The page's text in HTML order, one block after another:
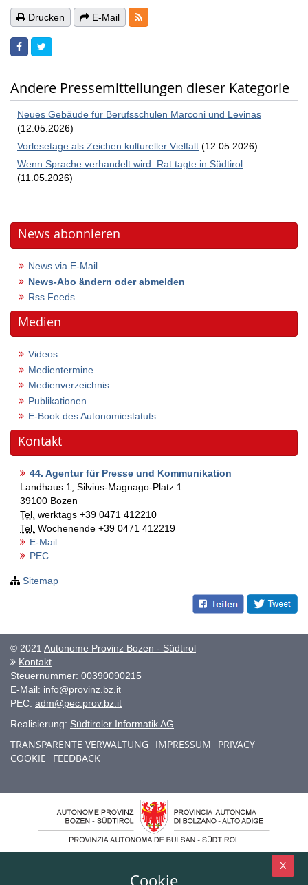
Drucken E-Mail RSS-Feeds
Andere Pressemitteilungen dieser Kategorie
Neues Gebäude für Berufsschulen Marconi und Levinas
(12.05.2026)
Vorlesetage als Zeichen kultureller Vielfalt (12.05.2026)
Wenn Sprache verhandelt wird: Rat tagte in Südtirol
(11.05.2026)
News abonnieren
News via E-Mail
News-Abo ändern oder abmelden
Rss Feeds
Medien
Videos
Medientermine
Medienverzeichnis
Publikationen
E-Book des Autonomiestatuts
Kontakt
44. Agentur für Presse und Kommunikation
Landhaus 1, Silvius-Magnago-Platz 1
39100 Bozen
Tel. werktags +39 0471 412210
Tel. Wochenende +39 0471 412219
E-Mail
PEC
Sitemap
© 2021 Autonome Provinz Bozen - Südtirol
Kontakt
Steuernummer: 00390090215
E-Mail: info@provinz.bz.it
PEC: adm@pec.prov.bz.it
Realisierung: Südtiroler Informatik AG
TRANSPARENTE VERWALTUNG IMPRESSUM
PRIVACY
COOKIE
FEEDBACK
X
Cookie